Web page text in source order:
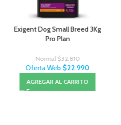
Exigent Dog Small Breed 3Kg
Pro Plan
Normal$32.810
Oferta Web $22.990
AGREGAR AL CARRITO